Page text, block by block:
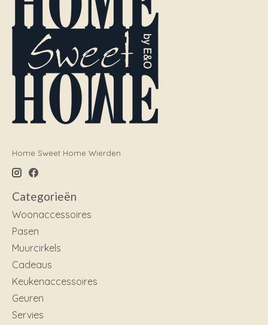
Home Sweet Home Wierden
Categorieën
Woonaccessoires
Pasen
Muurcirkels
Cadeaus
Keukenaccessoires
Geuren
Servies